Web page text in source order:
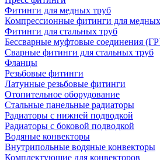
Фитинги для медных труб
Компрессионные фитинги для
Фитинги для стальных труб
Бессварные муфтовые соединения
Сварные фитинги для стальных труб
Фланцы
Резьбовые фитинги
Латунные резьбовые фитинги
Отопительное оборудование
Стальные панельные радиаторы
Радиаторы с нижней подводкой
Радиаторы с боковой подводкой
Водяные конвекторы
Внутрипольные водяные конвекторы
Комплектующие для конвекторов